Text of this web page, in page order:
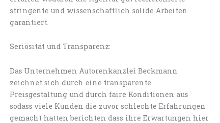
stringente und wissenschaftlich solide Arbeiten
garantiert.
Seriösität und Transparenz:
Das Unternehmen Autorenkanzlei Beckmann
zeichnet sich durch eine transparente
Preisgestaltung und durch faire Konditionen aus
sodass viele Kunden die zuvor schlechte Erfahrungen
gemacht hatten berichten dass ihre Erwartungen hier